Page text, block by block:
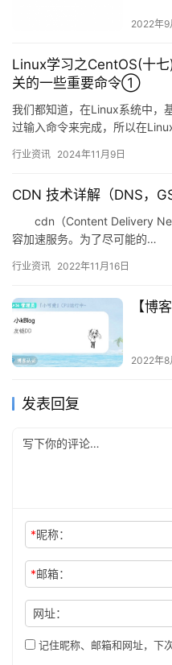
2022年9
Linux学习之CentOS(十
关的一些重要命令①
我们都知道，在Linux系统中，
过输入命令来完成，所以在
行业资讯 2024年11月9日
CDN 技术详解（DNS，
cdn（Content Delivery
容加速服务。为了尽可能的…
行业资讯 2022年11月16日
【博
2022年8
发表回复
*昵称：
*邮箱：
网址：
记住昵称、邮箱和网址，下